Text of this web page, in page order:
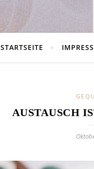
STARTSEITE
AUSTAUSCH